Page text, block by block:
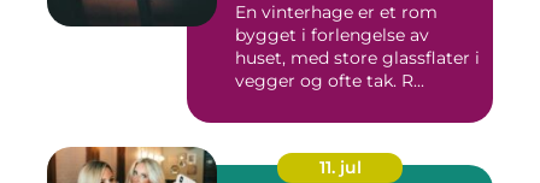
En vinterhage er et rom
bygget i forlengelse av
huset, med store glassflater i
vegger og ofte tak. R...
11. jul